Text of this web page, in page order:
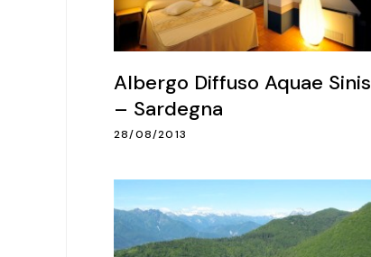
Albergo Diffuso Aquae Sinis
– Sardegna
28/08/2013